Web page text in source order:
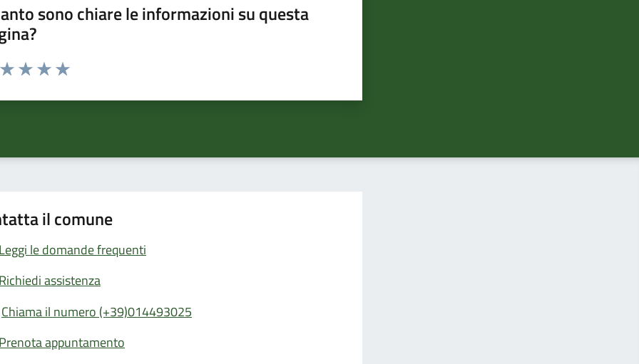
sono chiare le informazioni su questa
da 1 a 5 stelle la pagina
il comune
Leggi le domande frequenti
Richiedi assistenza
Chiama il numero (+39)014493025
Prenota appuntamento